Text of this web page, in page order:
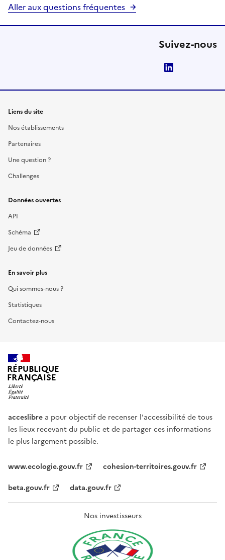
Aller aux questions fréquentes
Suivez-nous
Liens du site
Nos établissements
Partenaires
Une question ?
Challenges
Données ouvertes
API
Schéma
Jeu de données
En savoir plus
Qui sommes-nous ?
Statistiques
Contactez-nous
RÉPUBLIQUE
FRANÇAISE
acceslibre a pour objectif de recenser l'accessibilité de tous
les lieux recevant du public et de partager ces informations
le plus largement possible.
www.ecologie.gouv.fr
cohesion-territoires.gouv.fr
beta.gouv.fr
data.gouv.fr
Nos investisseurs